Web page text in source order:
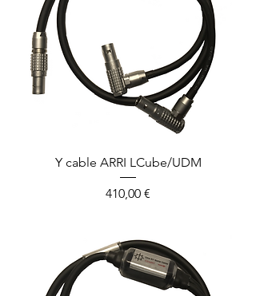
Y cable ARRI LCube/UDM
Prix
410,00 €